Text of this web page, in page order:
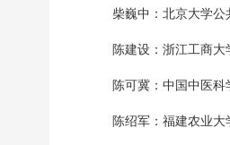
柴巍中：北京大学
陈建设：浙江工商
陈可冀：中国中医
陈绍军：福建农业